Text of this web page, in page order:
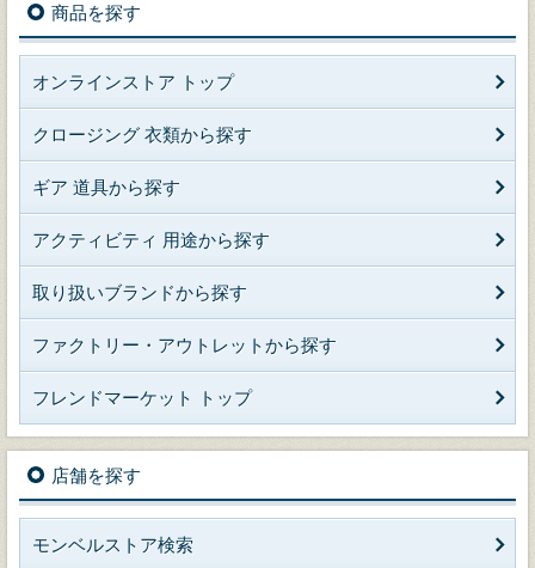
商品を探す
オンラインストア トップ
クロージング 衣類から探す
ギア 道具から探す
アクティビティ 用途から探す
取り扱いブランドから探す
ファクトリー・アウトレットから探す
フレンドマーケット トップ
店舗を探す
モンベルストア検索